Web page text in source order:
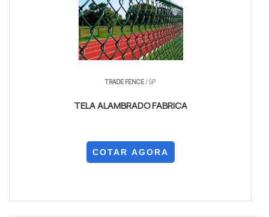
TRADE FENCE/ SP
TELA ALAMBRADO FABRICA
COTAR AGORA